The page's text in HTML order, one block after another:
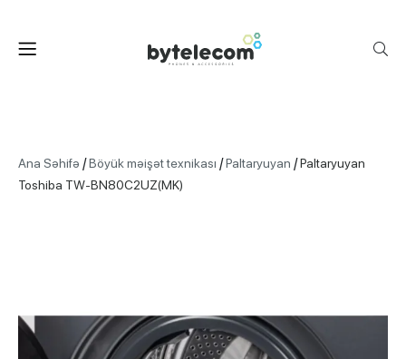
Ana Səhifə /Böyük məişət texnikası /Paltaryuyan /Paltaryuyan
Toshiba TW-BN80C2UZ(MK)